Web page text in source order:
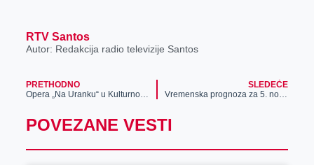
RTV Santos
Autor: Redakcija radio televizije Santos
PRETHODNO
Opera „Na Uranku“ u Kulturnom centru
SLEDEĆE
Vremenska prognoza za 5. novembar
POVEZANE VESTI